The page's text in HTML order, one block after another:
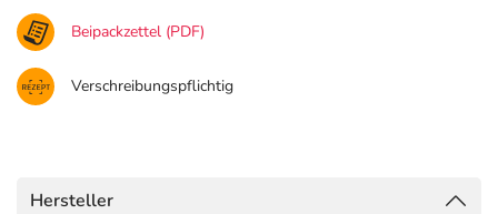
Beipackzettel (PDF)
Verschreibungspflichtig
Hersteller